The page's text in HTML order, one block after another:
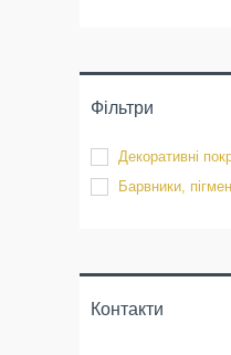
Фільтри
Декоративні
Барвники,
Контакти